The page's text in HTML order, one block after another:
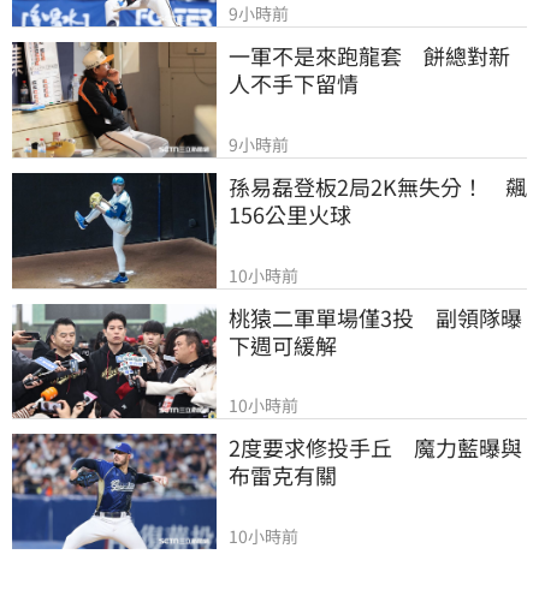
9小時前
一軍不是來跑龍套　餅總對新
人不手下留情
9小時前
孫易磊登板2局2K無失分！　飆
156公里火球
10小時前
桃猿二軍單場僅3投　副領隊曝
下週可緩解
10小時前
2度要求修投手丘　魔力藍曝與
布雷克有關
10小時前